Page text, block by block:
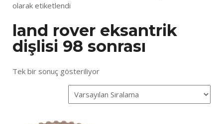
olarak etiketlendi
land rover eksantrik
dişlisi 98 sonrası
Tek bir sonuç gösteriliyor